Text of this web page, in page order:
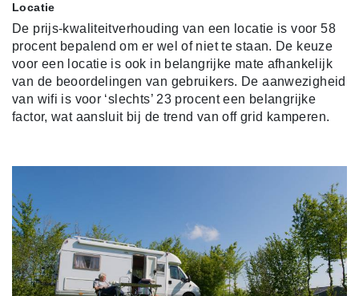
Locatie
De prijs-kwaliteitverhouding van een locatie is voor 58
procent bepalend om er wel of niet te staan. De keuze
voor een locatie is ook in belangrijke mate afhankelijk
van de beoordelingen van gebruikers. De aanwezigheid
van wifi is voor ‘slechts’ 23 procent een belangrijke
factor, wat aansluit bij de trend van off grid kamperen.